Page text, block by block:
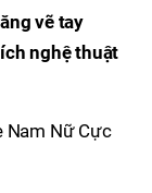
vẽ tay
nghệ thuật
Nam Nữ Cực